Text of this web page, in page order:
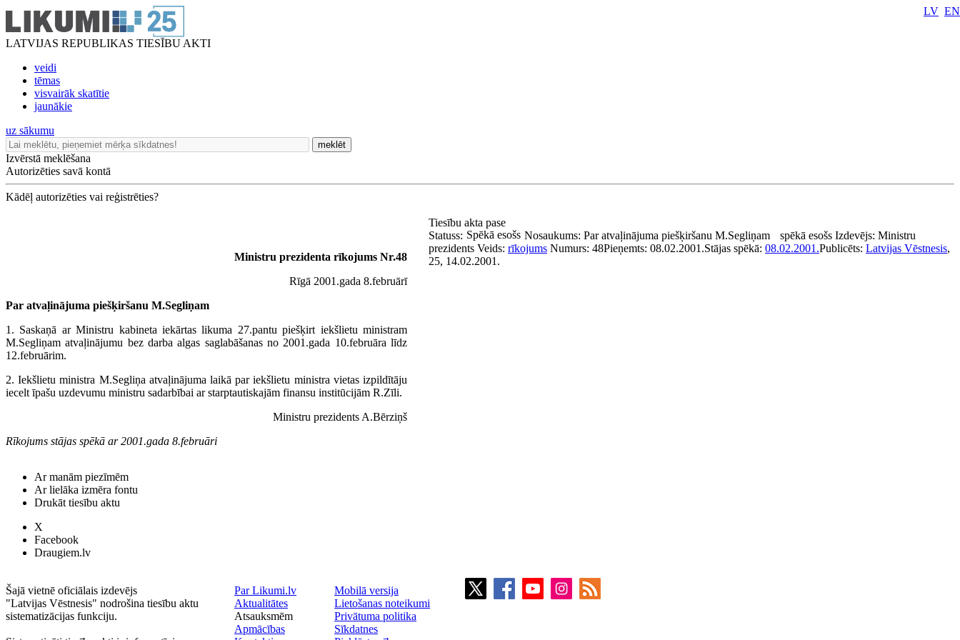
LATVIJAS REPUBLIKAS TIESĪBU AKTI
veidi
tēmas
visvairāk skatītie
jaunākie
LV EN
uz sākumu
meklēt
Izvērstā meklēšana
Autorizēties savā kontā
Kādēļ autorizēties vai reģistrēties?
Ministru prezidenta rīkojums Nr.48
Rīgā 2001.gada 8.februārī
Par atvaļinājuma piešķiršanu M.Segliņam
1. Saskaņā ar Ministru kabineta iekārtas likuma 27.pantu piešķirt iekšlietu ministram
M.Segliņam atvaļinājumu bez darba algas saglabāšanas no 2001.gada 10.februāra līdz
12.februārim.
2. Iekšlietu ministra M.Segliņa atvaļinājuma laikā par iekšlietu ministra vietas izpildītāju
iecelt īpašu uzdevumu ministru sadarbībai ar starptautiskajām finansu institūcijām R.Zīli.
Ministru prezidents A.Bērziņš
Rīkojums stājas spēkā ar 2001.gada 8.februāri
Tiesību akta pase
Nosaukums: Par atvaļinājuma piešķiršanu M.Segliņam
Statuss: Spēkā esošs spēkā esošs Izdevējs: Ministru
prezidents Veids: rīkojums Numurs: 48Pieņemts: 08.02.2001.Stājas spēkā: 08.02.2001.Publicēts: Latvijas Vēstnesis,
25, 14.02.2001.
Ar manām piezīmēm
Ar lielāka izmēra fontu
Drukāt tiesību aktu
X
Facebook
Draugiem.lv
Šajā vietnē oficiālais izdevējs
"Latvijas Vēstnesis" nodrošina tiesību aktu
sistematizācijas funkciju.
Par Likumi.lv
Aktualitātes
Atsauksmēm
Apmācības
Mobilā versija
Lietošanas noteikumi
Privātuma politika
Sīkdatnes